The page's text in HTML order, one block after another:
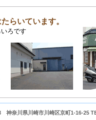
らいています。
ろです
神奈川県川崎市川崎区京町1-16-25